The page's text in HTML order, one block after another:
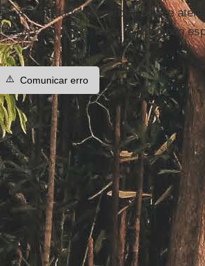
uma sociedade descarbonizada e
"casa comum", a Terra. E, de modo
⚠️ Comunicar erro